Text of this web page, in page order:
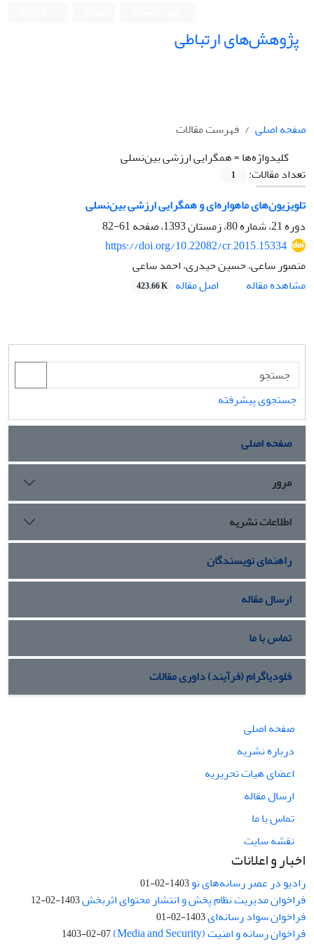
پژوهش‌های ارتباطی
صفحه اصلی
فهرست مقالات
کلیدواژه‌ها =همگرایی ارزشی بین‌نسلی
تعداد مقالات:
1
تلویزیون‌های ماهواره‌ای و همگرایی ارزشی بین‌نسلی
دوره 21، شماره 80، زمستان 1393، صفحه
61-82
https://doi.org/10.22082/cr.2015.15334
منصور ساعی، حسین حیدری، احمد ساعی
مشاهده مقاله
اصل مقاله 423.66 K
جستجوی پیشرفته
صفحه اصلی
مرور
اطلاعات نشریه
راهنمای نویسندگان
ارسال مقاله
تماس با ما
فلودیاگرام (فرآیند) داوری مقالات
صفحه اصلی
درباره نشریه
اعضای هیات تحریریه
ارسال مقاله
تماس با ما
نقشه سایت
اخبار و اعلانات
رادیو در عصر رسانه‌های نو1403-02-01
فراخوان مدیریت نظام پخش و انتشار محتوای اثربخش1403-02-12
فراخوان سواد رسانه‌ای1403-02-01
فراخوان رسانه و امنیت (Media and Security) 1403-02-07